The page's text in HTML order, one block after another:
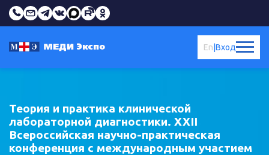
Вход
En
Теория и практика клинической
лабораторной диагностики. XXII
Всероссийская научно-практическая
конференция с международным участием